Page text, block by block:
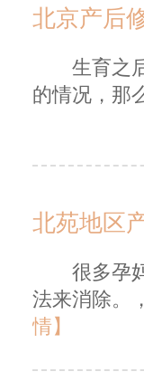
北京产后
生育之后
的情况，那
北苑地区
很多孕妈
法来消除。
情】